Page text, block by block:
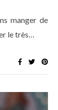
le très…